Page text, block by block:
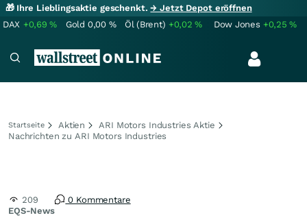
🎁 Ihre Lieblingsaktie geschenkt.→ Jetzt Depot eröffnen
DAX +0,69% Gold 0,00 % Öl (Brent) +0,02% Dow Jones +0,25%
Startseite Aktien
ARI Motors Industries Aktie
Nachrichten zu ARI Motors Industries
EQS-News
209 0 Kommentare